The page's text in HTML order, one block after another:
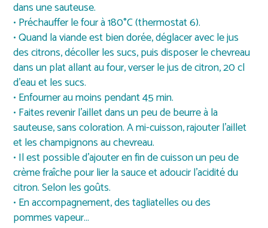
dans une sauteuse.
• Préchauffer le four à 180°C (thermostat 6).
• Quand la viande est bien dorée, déglacer avec le jus
des citrons, décoller les sucs, puis disposer le chevreau
dans un plat allant au four, verser le jus de citron, 20 cl
d’eau et les sucs.
• Enfourner au moins pendant 45 min.
• Faites revenir l’aillet dans un peu de beurre à la
sauteuse, sans coloration. A mi-cuisson, rajouter l’aillet
et les champignons au chevreau.
• Il est possible d’ajouter en fin de cuisson un peu de
crème fraîche pour lier la sauce et adoucir l’acidité du
citron. Selon les goûts.
• En accompagnement, des tagliatelles ou des
pommes vapeur…